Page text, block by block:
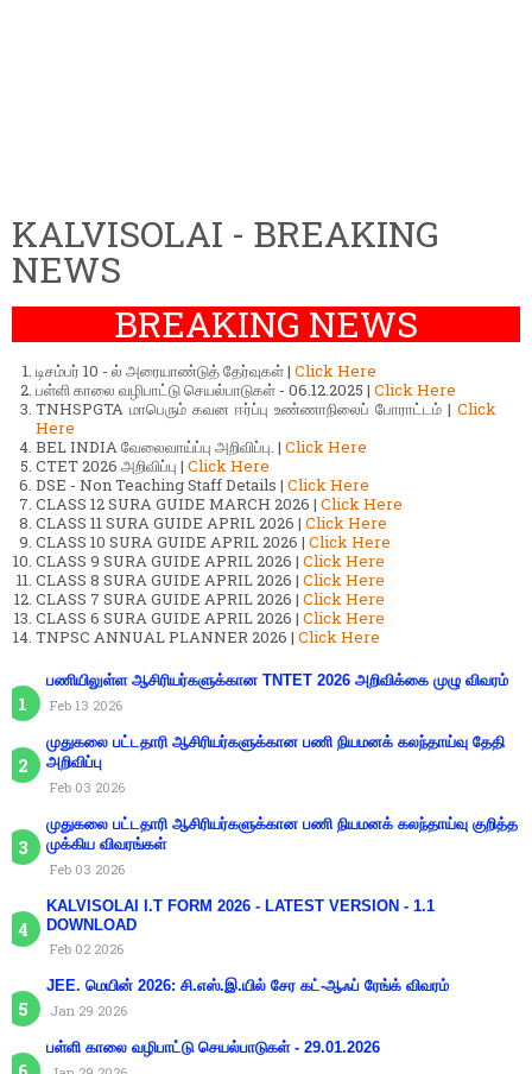
KALVISOLAI - BREAKING
NEWS
BREAKING NEWS
டிசம்பர் 10 - ல் அரையாண்டுத் தேர்வுகள் | Click Here
பள்ளி காலை வழிபாட்டு செயல்பாடுகள் - 06.12.2025 | Click Here
TNHSPGTA மாபெரும் கவன ஈர்ப்பு உண்ணாநிலைப் போராட்டம் | Click
Here
BEL INDIA வேலைவாய்ப்பு அறிவிப்பு. | Click Here
CTET 2026 அறிவிப்பு | Click Here
DSE - Non Teaching Staff Details | Click Here
CLASS 12 SURA GUIDE MARCH 2026 | Click Here
CLASS 11 SURA GUIDE APRIL 2026 | Click Here
CLASS 10 SURA GUIDE APRIL 2026 | Click Here
CLASS 9 SURA GUIDE APRIL 2026 | Click Here
CLASS 8 SURA GUIDE APRIL 2026 | Click Here
CLASS 7 SURA GUIDE APRIL 2026 | Click Here
CLASS 6 SURA GUIDE APRIL 2026 | Click Here
TNPSC ANNUAL PLANNER 2026 | Click Here
பணியிலுள்ள ஆசிரியர்களுக்கான TNTET 2026 அறிவிக்கை முழு விவரம்
Feb 13 2026
முதுகலை பட்டதாரி ஆசிரியர்களுக்கான பணி நியமனக் கலந்தாய்வு தேதி
அறிவிப்பு
Feb 03 2026
முதுகலை பட்டதாரி ஆசிரியர்களுக்கான பணி நியமனக் கலந்தாய்வு குறித்த
முக்கிய விவரங்கள்
Feb 03 2026
KALVISOLAI I.T FORM 2026 - LATEST VERSION - 1.1
DOWNLOAD
Feb 02 2026
JEE. மெயின் 2026: சி.எஸ்.இ.யில் சேர கட்-ஆஃப் ரேங்க் விவரம்
Jan 29 2026
பள்ளி காலை வழிபாட்டு செயல்பாடுகள் - 29.01.2026